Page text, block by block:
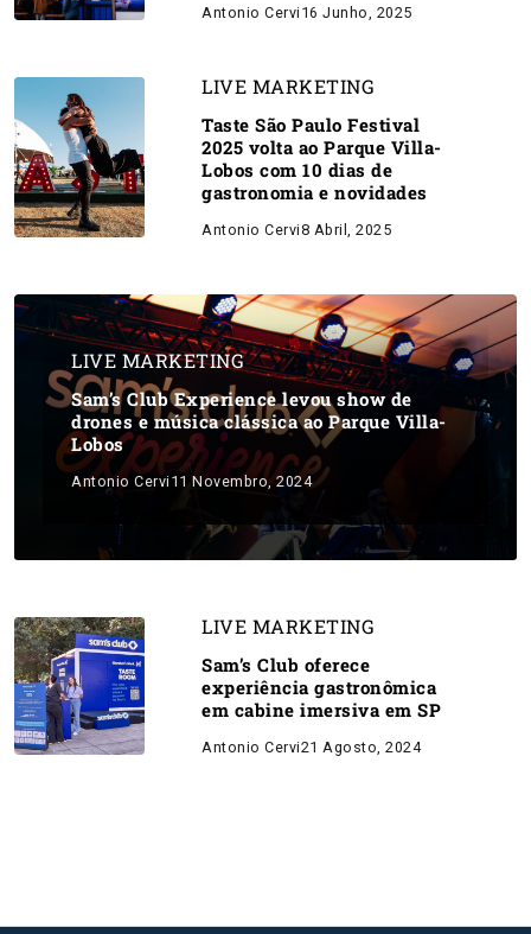
Antonio Cervi 16 Junho, 2025
LIVE MARKETING
Taste São Paulo Festival
2025 volta ao Parque Villa-
Lobos com 10 dias de
gastronomia e novidades
Antonio Cervi8 Abril, 2025
LIVE MARKETING
Sam’s Club Experience levou show de
drones e música clássica ao Parque Villa-
Lobos
Antonio Cervi 11 Novembro, 2024
LIVE MARKETING
Sam’s Club oferece
experiência gastronômica
em cabine imersiva em SP
Antonio Cervi21 Agosto, 2024